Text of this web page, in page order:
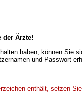
der Ärzte!
haben, können Sie
und Passwort
enthält, setzen